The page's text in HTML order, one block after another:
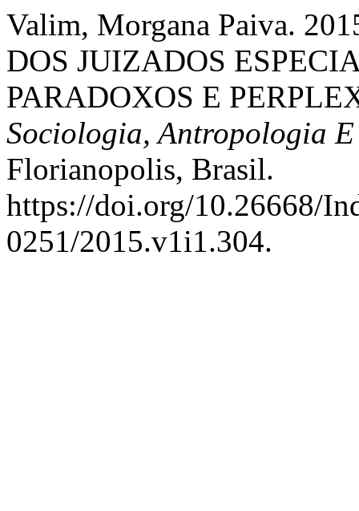
Valim, Morgana Paiva.
DOS JUIZADOS
PARADOXOS E
Sociologia, Antropologia
Florianopolis, Brasil.
https://doi.org/10.26668/
0251/2015.v1i1.304.